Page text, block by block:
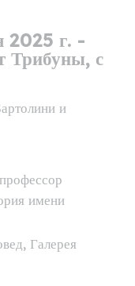
2025 г. -
Трибуны, с
и
имени
Галерея